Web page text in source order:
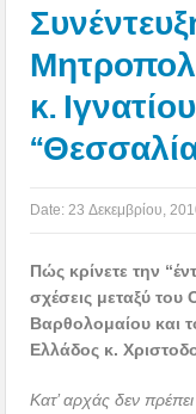
κ.
Date: 23 Δεκεμβρίου,
Πώς κρίνετε την
σχέσεις μεταξύ του
Βαρθολομαίου και
Ελλάδος κ.
Κατ’ αρχάς δεν